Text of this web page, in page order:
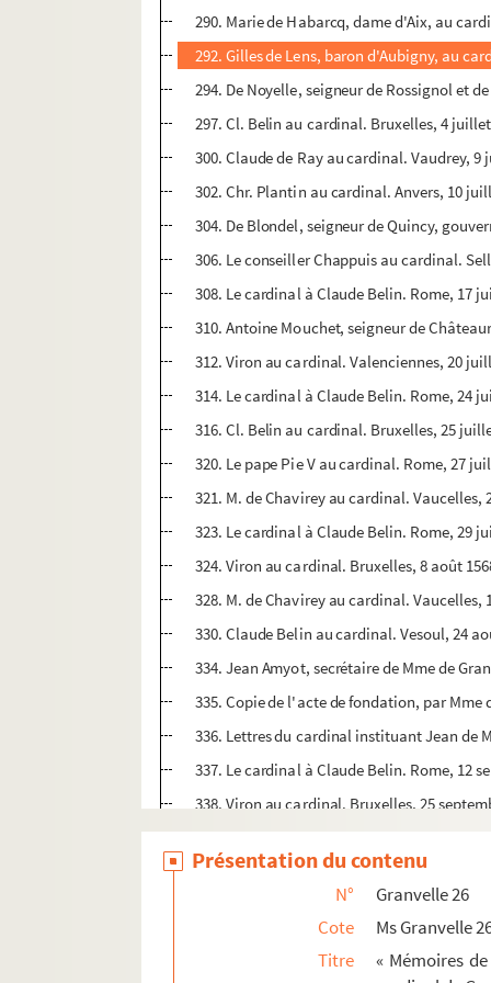
290. Marie de Habarcq, dame d'Aix, au
292. Gilles de Lens, baron d'Aubigny, au
294. De Noyelle, seigneur de Rossignol et
297. Cl. Belin au cardinal. Bruxelles, 4
300. Claude de Ray au cardinal. Vaudrey, 9
302. Chr. Plantin au cardinal. Anvers, 10
304. De Blondel, seigneur de Quincy,
306. Le conseiller Chappuis au cardinal.
308. Le cardinal à Claude Belin. Rome, 17
310. Antoine Mouchet, seigneur de
312. Viron au cardinal. Valenciennes, 20
314. Le cardinal à Claude Belin. Rome, 24
316. Cl. Belin au cardinal. Bruxelles, 25
320. Le pape Pie V au cardinal. Rome, 27
321. M. de Chavirey au cardinal. Vaucelles,
323. Le cardinal à Claude Belin. Rome, 29
324. Viron au cardinal. Bruxelles, 8 août
328. M. de Chavirey au cardinal. Vaucelles,
330. Claude Belin au cardinal. Vesoul, 24
334. Jean Amyot, secrétaire de Mme de
335. Copie de l'acte de fondation, par
336. Lettres du cardinal instituant Jean de
337. Le cardinal à Claude Belin. Rome, 12
338. Viron au cardinal. Bruxelles, 25
340. M. de Chavirey au cardinal. Vaucelles,
344. P. del Castillo au cardinal. Louvain, 2
346. Le substitut du maître de poste au
348. Guillaume Nutinch, agent du maître
350. Viron au cardinal. Bruxelles, 3 octobre
Présentation du contenu
N°
Granvelle 26
Cote
Ms Granvelle
Titre
« Mémoires